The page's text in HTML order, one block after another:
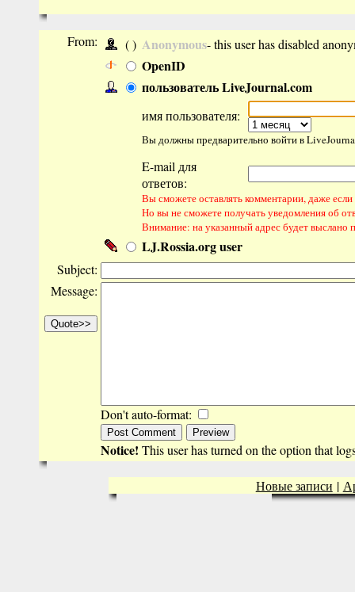
From: ( ) Anonymous- this user has disabled
OpenID
пользователь LiveJournal.com
имя пользователя:
Вы должны предварительно войти в
E-mail для
ответов:
Вы сможете оставлять комментарии, даже если
Но вы не сможете получать уведомления об
Внимание: на указанный адрес будет выслано
LJ.Rossia.org user
Subject:
Message:
Don't auto-format:
Notice! This user has turned on the option that
Новые записи |